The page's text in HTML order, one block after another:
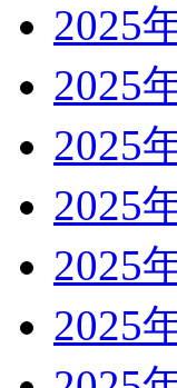
2025
2025
2025
2025
2025
2025